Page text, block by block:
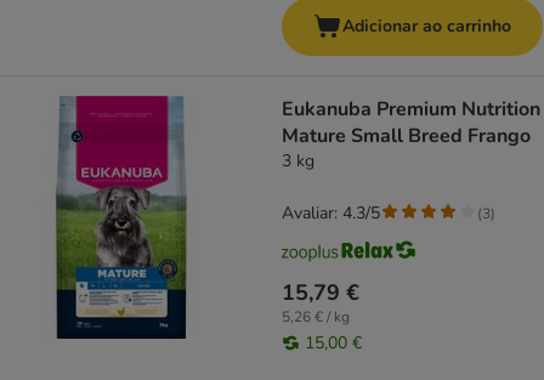
Adicionar ao carrinho
Eukanuba Premium Nutrition
Mature Small Breed Frango
3 kg
15,79 €
5,26 € / kg
15,00 €
Avaliar: 4.3/5 (3)